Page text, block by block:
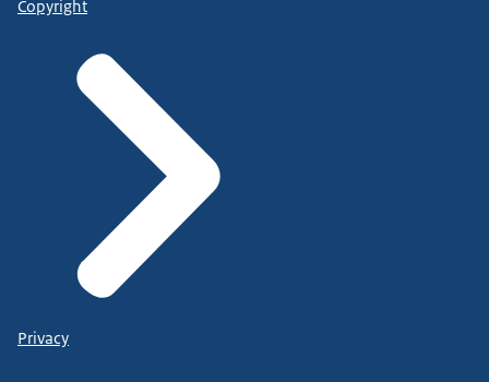
Copyright
Privacy